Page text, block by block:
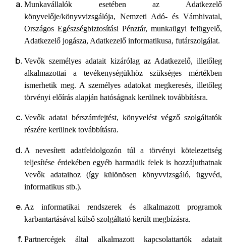
Munkavállalók esetében az Adatkezelő
könyvelője/könyvvizsgálója, Nemzeti Adó- és Vámhivatal,
Országos Egészségbiztosítási Pénztár, munkaügyi felügyelő,
Adatkezelő jogásza, Adatkezelő informatikusa, futárszolgálat.
Vevők személyes adatait kizárólag az Adatkezelő, illetőleg
alkalmazottai a tevékenységükhöz szükséges mértékben
ismerhetik meg. A személyes adatokat megkeresés, illetőleg
törvényi előírás alapján hatóságnak kerülnek továbbításra.
Vevők adatai bérszámfejtést, könyvelést végző szolgáltatók
részére kerülnek továbbításra.
A nevesített adatfeldolgozón túl a törvényi kötelezettség
teljesítése érdekében egyéb harmadik felek is hozzájuthatnak
Vevők adataihoz (így különösen könyvvizsgáló, ügyvéd,
informatikus stb.).
Az informatikai rendszerek és alkalmazott programok
karbantartásával külső szolgáltató került megbízásra.
Partnercégek által alkalmazott kapcsolattartók adatait